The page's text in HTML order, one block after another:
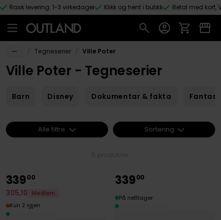
Hopp til hovedinnhold
Rask levering: 1-3 virkedager Klikk og hent i butikk Betal med kort,
Tegneserier Ville Poter
Ville Poter - Tegneserier
Barn Disney Dokumentar & fakta Fantasy
33900
305,10
Medlem
Kun 2 igjen
33900
På nettlager
Alle filtre Sortering